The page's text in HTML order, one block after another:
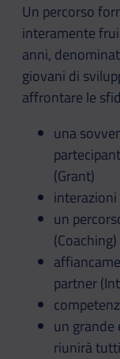
Un percorso
interamente
anni,
giovani di
affrontare le
una
(Grant)
un
(Coaching)
partner
un grande
riunirà